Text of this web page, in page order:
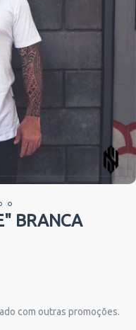
BRANCA
com outras promoções.